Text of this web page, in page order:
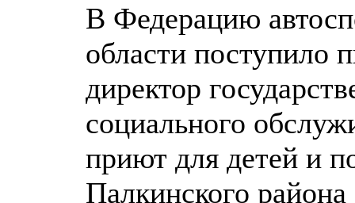
В Федерацию
области поступило
директор
социального
приют для детей и
Палкинского